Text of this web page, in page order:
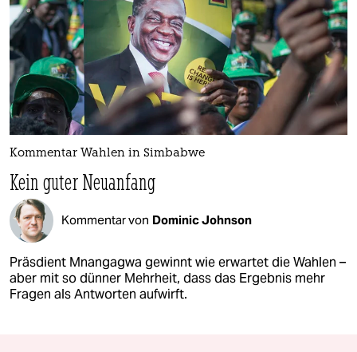
Kommentar Wahlen in Simbabwe
Kein guter Neuanfang
Kommentar von Dominic Johnson
Präsdient Mnangagwa gewinnt wie erwartet die Wahlen –
aber mit so dünner Mehrheit, dass das Ergebnis mehr
Fragen als Antworten aufwirft.